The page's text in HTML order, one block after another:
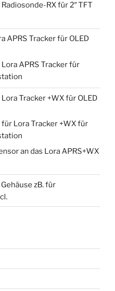
RX für 2″ TFT
APRS Tracker für OLED
APRS Tracker für
Tracker +WX für OLED
Lora Tracker +WX für
an das Lora APRS+WX
Gehäuse zB. für